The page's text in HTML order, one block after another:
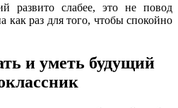
развито слабее, это не повод
как раз для того, чтобы спокойно
и уметь будущий